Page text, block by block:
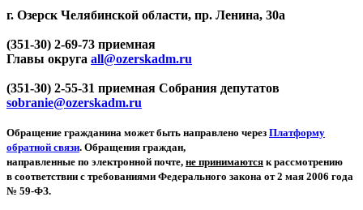
г. Озерск Челябинской области, пр. Ленина, 30а
(351-30) 2-69-73 приемная
Главы округа all@ozerskadm.ru
(351-30) 2-55-31 приемная Собрания депутатов
sobranie@ozerskadm.ru
Обращение гражданина может быть направлено через Платформу
обратной связи. Обращения граждан,
направленные по электронной почте, не принимаются к рассмотрению
в соответствии с требованиями Федерального закона от 2 мая 2006 года
№ 59-ФЗ.